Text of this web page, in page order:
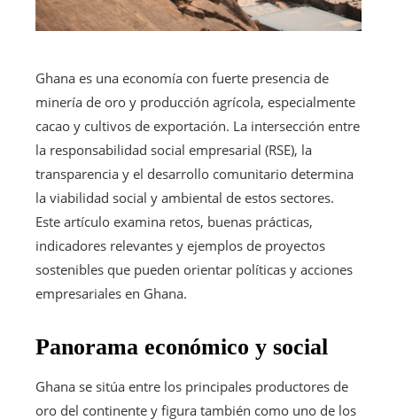
Ghana es una economía con fuerte presencia de
minería de oro y producción agrícola, especialmente
cacao y cultivos de exportación. La intersección entre
la responsabilidad social empresarial (RSE), la
transparencia y el desarrollo comunitario determina
la viabilidad social y ambiental de estos sectores.
Este artículo examina retos, buenas prácticas,
indicadores relevantes y ejemplos de proyectos
sostenibles que pueden orientar políticas y acciones
empresariales en Ghana.
Panorama económico y social
Ghana se sitúa entre los principales productores de
oro del continente y figura también como uno de los